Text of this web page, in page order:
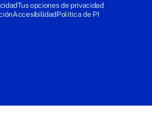
Tus opciones de privacidad
AccesibilidadPolítica de PI